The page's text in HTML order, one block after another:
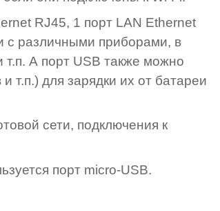
RJ45, 1 порт LAN Ethernet
с различными приборами, в
А порт USB также можно
т.п.) для зарядки их от батареи
сети, подключения к
порт micro-USB.